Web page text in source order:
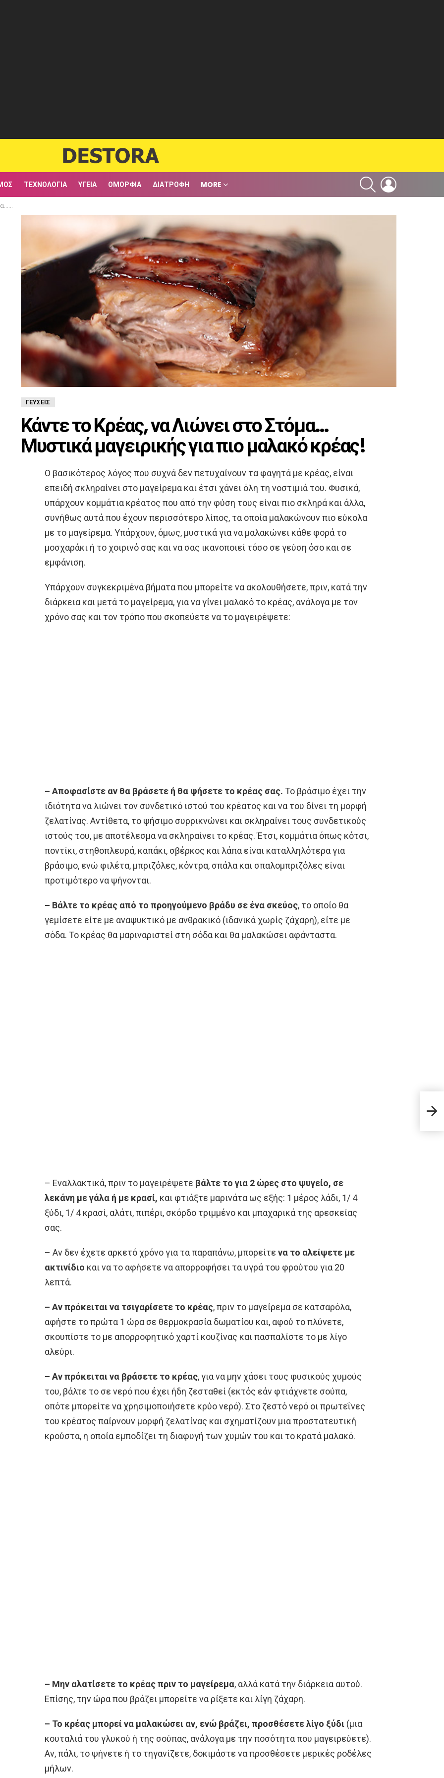
ΤΕΧΝΟΛΟΓΊΑ ΥΓΕΊΑ ΟΜΟΡΦΙΆ ΔΙΑΤΡΟΦΉ MORE
SEARCH
ΓΕΎΣΕΙΣ
Κάντε το Κρέας, να Λιώνει στο Στόμα…
Μυστικά μαγειρικής για πιο μαλακό κρέας!
Ο βασικότερος λόγος που συχνά δεν πετυχαίνουν τα φαγητά με κρέας, είναι
επειδή σκληραίνει στο μαγείρεμα και έτσι χάνει όλη τη νοστιμιά του. Φυσικά,
υπάρχουν κομμάτια κρέατος που από την φύση τους είναι πιο σκληρά και άλλα,
συνήθως αυτά που έχουν περισσότερο λίπος, τα οποία μαλακώνουν πιο εύκολα
με το μαγείρεμα. Υπάρχουν, όμως, μυστικά για να μαλακώνει κάθε φορά το
μοσχαράκι ή το χοιρινό σας και να σας ικανοποιεί τόσο σε γεύση όσο και σε
εμφάνιση.
Υπάρχουν συγκεκριμένα βήματα που μπορείτε να ακολουθήσετε, πριν, κατά την
διάρκεια και μετά το μαγείρεμα, για να γίνει μαλακό το κρέας, ανάλογα με τον
χρόνο σας και τον τρόπο που σκοπεύετε να το μαγειρέψετε:
– Αποφασίστε αν θα βράσετε ή θα ψήσετε το κρέας σας. Το βράσιμο έχει την
ιδιότητα να λιώνει τον συνδετικό ιστού του κρέατος και να του δίνει τη μορφή
ζελατίνας. Αντίθετα, το ψήσιμο συρρικνώνει και σκληραίνει τους συνδετικούς
ιστούς του, με αποτέλεσμα να σκληραίνει το κρέας. Έτσι, κομμάτια όπως κότσι,
ποντίκι, στηθοπλευρά, καπάκι, σβέρκος και λάπα είναι καταλληλότερα για
βράσιμο, ενώ φιλέτα, μπριζόλες, κόντρα, σπάλα και σπαλομπριζόλες είναι
προτιμότερο να ψήνονται.
– Βάλτε το κρέας από το προηγούμενο βράδυ σε ένα σκεύος, το οποίο θα
γεμίσετε είτε με αναψυκτικό με ανθρακικό (ιδανικά χωρίς ζάχαρη), είτε με
σόδα. Το κρέας θα μαριναριστεί στη σόδα και θα μαλακώσει αφάνταστα.
– Εναλλακτικά, πριν το μαγειρέψετε βάλτε το για 2 ώρες στο ψυγείο, σε
λεκάνη με γάλα ή με κρασί, και φτιάξτε μαρινάτα ως εξής: 1 μέρος λάδι, 1/ 4
ξύδι, 1/ 4 κρασί, αλάτι, πιπέρι, σκόρδο τριμμένο και μπαχαρικά της αρεσκείας
σας.
– Αν δεν έχετε αρκετό χρόνο για τα παραπάνω, μπορείτε να το αλείψετε με
ακτινίδιο και να το αφήσετε να απορροφήσει τα υγρά του φρούτου για 20
λεπτά.
– Αν πρόκειται να τσιγαρίσετε το κρέας, πριν το μαγείρεμα σε κατσαρόλα,
αφήστε το πρώτα 1 ώρα σε θερμοκρασία δωματίου και, αφού το πλύνετε,
σκουπίστε το με απορροφητικό χαρτί κουζίνας και πασπαλίστε το με λίγο
αλεύρι.
– Αν πρόκειται να βράσετε το κρέας, για να μην χάσει τους φυσικούς χυμούς
του, βάλτε το σε νερό που έχει ήδη ζεσταθεί (εκτός εάν φτιάχνετε σούπα,
οπότε μπορείτε να χρησιμοποιήσετε κρύο νερό). Στο ζεστό νερό οι πρωτεΐνες
του κρέατος παίρνουν μορφή ζελατίνας και σχηματίζουν μια προστατευτική
κρούστα, η οποία εμποδίζει τη διαφυγή των χυμών του και το κρατά μαλακό.
– Μην αλατίσετε το κρέας πριν το μαγείρεμα, αλλά κατά την διάρκεια αυτού.
Επίσης, την ώρα που βράζει μπορείτε να ρίξετε και λίγη ζάχαρη.
– Το κρέας μπορεί να μαλακώσει αν, ενώ βράζει, προσθέσετε λίγο ξύδι (μια
κουταλιά του γλυκού ή της σούπας, ανάλογα με την ποσότητα που μαγειρεύετε).
Αν, πάλι, το ψήνετε ή το τηγανίζετε, δοκιμάστε να προσθέσετε μερικές ροδέλες
μήλων.